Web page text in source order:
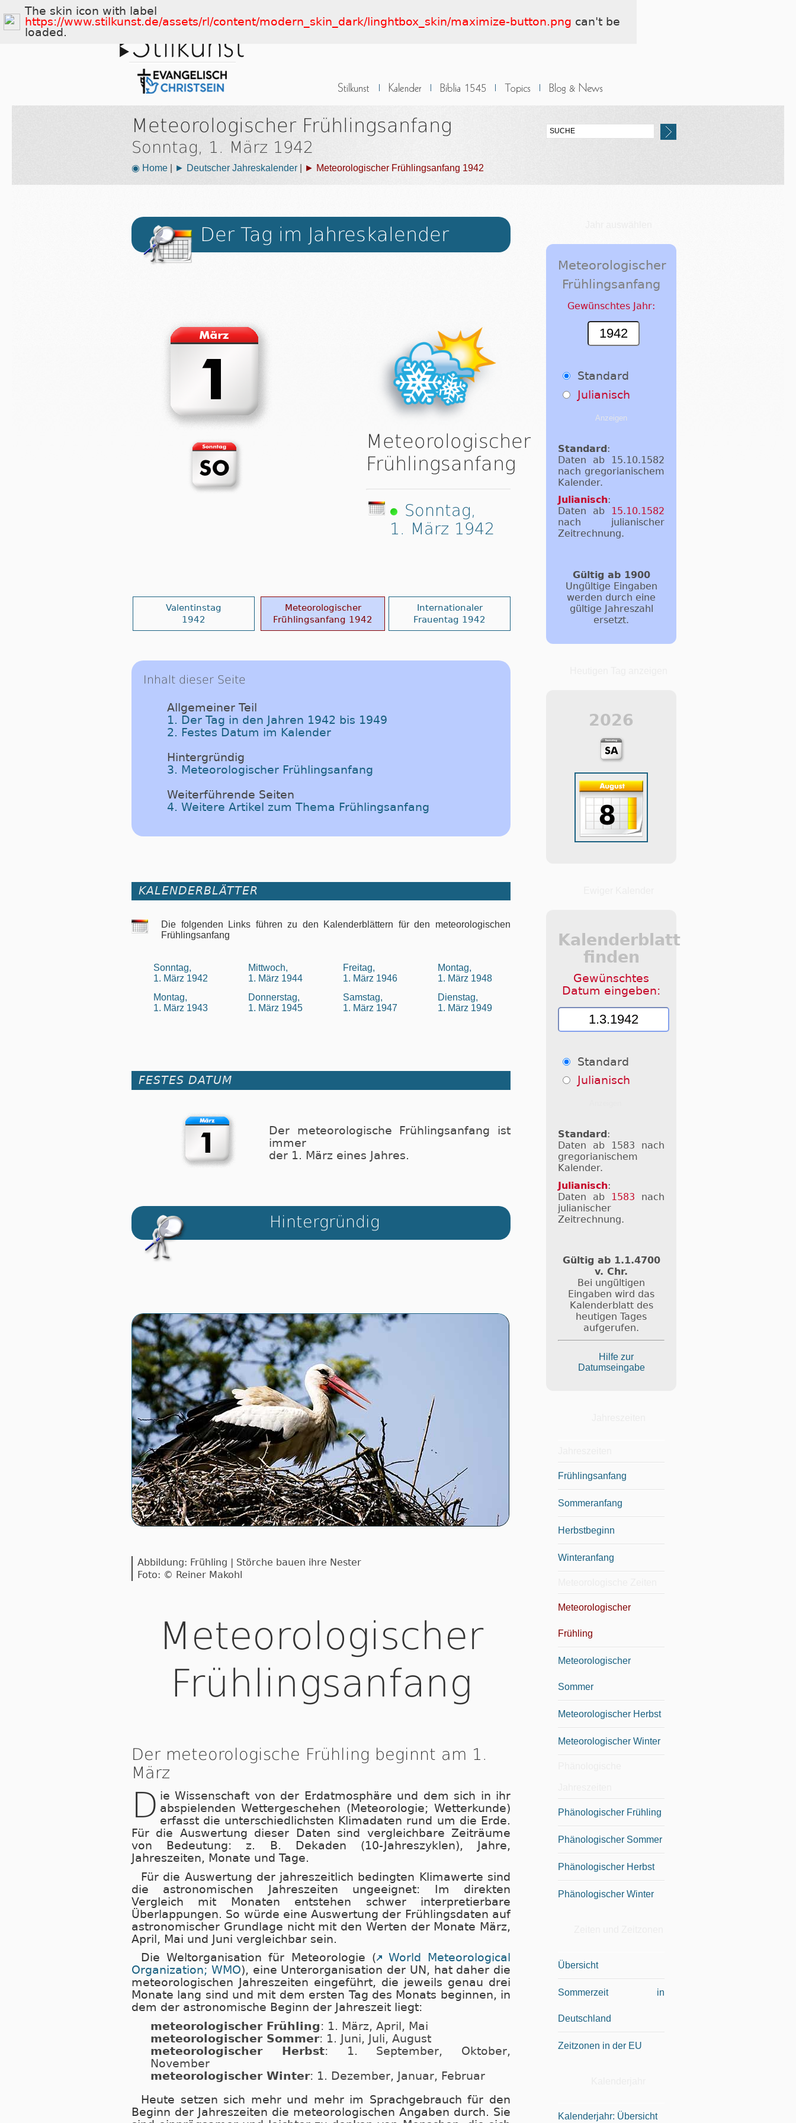
Meteorologischer Frühlingsanfang
Sonntag, 1. März 1942
◉ Home ► Deutscher Jahreskalender ► Meteorologischer Frühlingsanfang 1942
Der Tag im Jahreskalender
Meteorologischer
Frühlingsanfang
Sonntag,
1. März 1942
Valentinstag
1942
Meteorologischer
Frühlingsanfang 1942
Internationaler
Frauentag 1942
Inhalt dieser Seite
Allgemeiner Teil
1. Der Tag in den Jahren 1942 bis 1949
2. Festes Datum im Kalender
Hintergründig
3. Meteorologischer Frühlingsanfang
Weiterführende Seiten
4. Weitere Artikel zum Thema Frühlingsanfang
KALENDERBLÄTTER
Die folgenden Links führen zu den Kalenderblättern für den meteorologischen
Frühlingsanfang
Sonntag,
1. März 1942
Montag,
1. März 1943
Mittwoch,
1. März 1944
Donnerstag,
1. März 1945
Freitag,
1. März 1946
Samstag,
1. März 1947
Montag,
1. März 1948
Dienstag,
1. März 1949
FESTES DATUM
Der meteorologische Frühlingsanfang ist
immer
der 1. März eines Jahres.
Hintergründig
Abbildung: Frühling | Störche bauen ihre Nester
Foto: © Reiner Makohl
Meteorologischer
Frühlingsanfang
Der meteorologische Frühling beginnt am 1.
März
D ie Wissenschaft von der Erdatmosphäre und dem sich in ihr
abspielenden Wettergeschehen (Meteorologie; Wetterkunde)
erfasst die unterschiedlichsten Klimadaten rund um die Erde.
Für die Auswertung dieser Daten sind vergleichbare Zeiträume
von Bedeutung: z. B. Dekaden (10-Jahreszyklen), Jahre,
Jahreszeiten, Monate und Tage.
Für die Auswertung der jahreszeitlich bedingten Klimawerte sind
die astronomischen Jahreszeiten ungeeignet: Im direkten
Vergleich mit Monaten entstehen schwer interpretierbare
Überlappungen. So würde eine Auswertung der Frühlingsdaten auf
astronomischer Grundlage nicht mit den Werten der Monate März,
April, Mai und Juni vergleichbar sein.
Die Weltorganisation für Meteorologie ( World Meteorological
Organization; WMO), eine Unterorganisation der UN, hat daher die
meteorologischen Jahreszeiten eingeführt, die jeweils genau drei
Monate lang sind und mit dem ersten Tag des Monats beginnen, in
dem der astronomische Beginn der Jahreszeit liegt:
meteorologischer Frühling: 1. März, April, Mai
meteorologischer Sommer: 1. Juni, Juli, August
meteorologischer Herbst: 1. September, Oktober,
November
meteorologischer Winter: 1. Dezember, Januar, Februar
Heute setzen sich mehr und mehr im Sprachgebrauch für den
Beginn der Jahreszeiten die meteorologischen Angaben durch. Sie
Meteorologischer
Frühlingsanfang
Gewünschtes Jahr:
Standard
Julianisch
Standard:
Daten ab 15.10.1582
nach gregorianischem
Kalender.
Julianisch:
Daten ab 15.10.1582
nach julianischer
Zeitrechnung.
Gültig ab 1900
Ungültige Eingaben
werden durch eine
gültige Jahreszahl
ersetzt.
2026
Kalenderblatt
finden
Gewünschtes
Datum eingeben:
Standard
Julianisch
Standard:
Daten ab 1583 nach
gregorianischem
Kalender.
Julianisch:
Daten ab 1583 nach
julianischer
Zeitrechnung.
Gültig ab 1.1.4700
v. Chr.
Bei ungültigen
Eingaben wird das
Kalenderblatt des
heutigen Tages
aufgerufen.
Hilfe zur
Datumseingabe
Frühlingsanfang
Sommeranfang
Herbstbeginn
Winteranfang
Meteorologischer
Frühling
Meteorologischer
Sommer
Meteorologischer Herbst
Meteorologischer Winter
Phänologischer Frühling
Phänologischer Sommer
Phänologischer Herbst
Phänologischer Winter
Übersicht
Sommerzeit in
Deutschland
Zeitzonen in der EU
Kalenderjahr: Übersicht
The skin icon with label
https://www.stilkunst.de/assets/rl/content/modern_skin_dark/linghtbox_skin/maximize-button.png can't be
loaded.